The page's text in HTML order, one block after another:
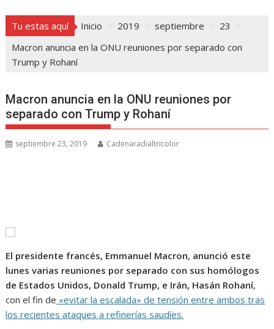
Tu estas aquí Inicio 2019 septiembre
23
Macron anuncia en la ONU reuniones por separado con
Trump y Rohaní
Macron anuncia en la ONU reuniones por
separado con Trump y Rohaní
septiembre 23, 2019 Cadenaradialtricolor
El presidente francés, Emmanuel Macron, anunció este
lunes varias reuniones por separado con sus homólogos
de Estados Unidos, Donald Trump, e Irán, Hasán Rohaní,
con el fin de «evitar la escalada» de tensión entre ambos tras
los recientes ataques a refinerías saudíes.